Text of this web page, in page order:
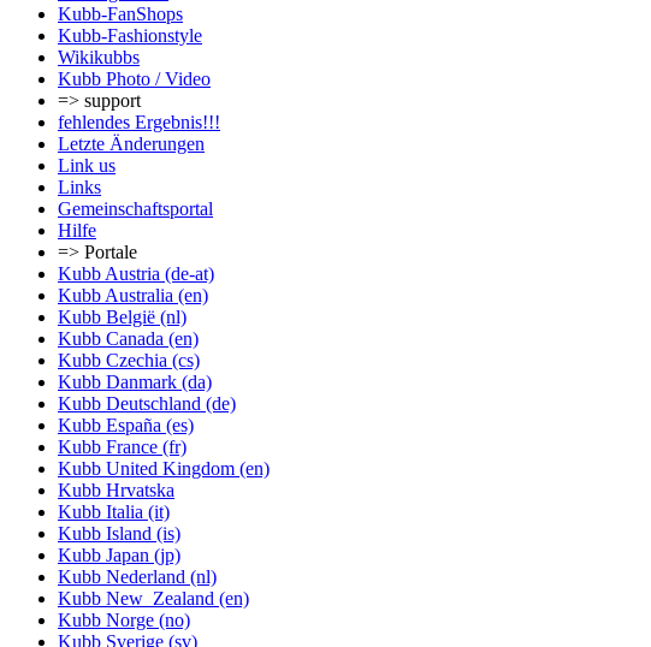
Kubb-FanShops
Kubb-Fashionstyle
Wikikubbs
Kubb Photo / Video
=> support
fehlendes Ergebnis!!!
Letzte Änderungen
Link us
Links
Gemeinschafts­portal
Hilfe
=> Portale
Kubb Austria (de-at)
Kubb Australia (en)
Kubb België (nl)
Kubb Canada (en)
Kubb Czechia (cs)
Kubb Danmark (da)
Kubb Deutschland (de)
Kubb España (es)
Kubb France (fr)
Kubb United Kingdom (en)
Kubb Hrvatska
Kubb Italia (it)
Kubb Island (is)
Kubb Japan (jp)
Kubb Nederland (nl)
Kubb New_Zealand (en)
Kubb Norge (no)
Kubb Sverige (sv)